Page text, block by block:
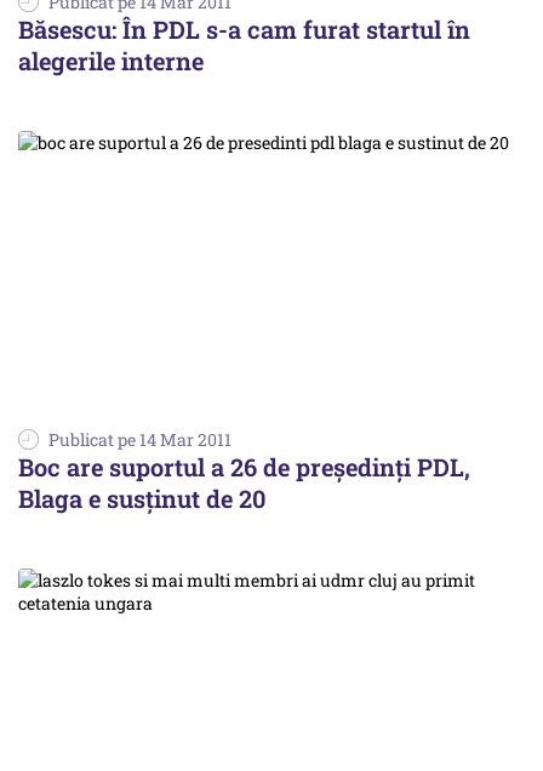
Băsescu: În PDL s-a cam furat startul în
alegerile interne
Publicat pe 14 Mar 2011
Boc are suportul a 26 de preşedinţi PDL,
Blaga e susţinut de 20